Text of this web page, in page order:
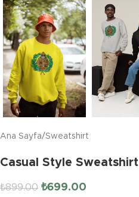
Ana Sayfa/Sweatshirt
Casual Style Sweatshirt
₺899.00 ₺699.00